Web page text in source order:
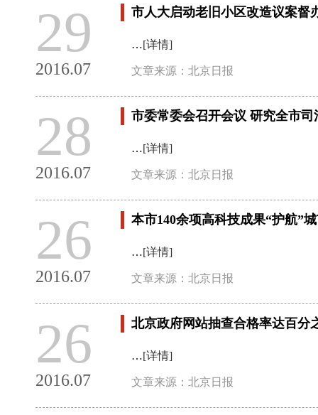
29
2016.07
市人大启动老旧小区改造议案督
…[详情]
文章来源：北京日报
28
2016.07
市委常委会召开会议 研究全市
…[详情]
文章来源：北京日报
26
2016.07
本市140余项高科技成果“护航”
…[详情]
文章来源：北京日报
26
2016.07
北京政府网站抽查合格率达百分
…[详情]
文章来源：北京日报